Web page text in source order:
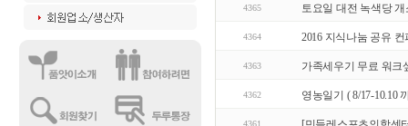
4365 토요일 대전 녹색당
4364 2016 지식나눔 공유
4363 가족세우기 무료 워크
4362 영농일기 ( 8/17-10.10
4361